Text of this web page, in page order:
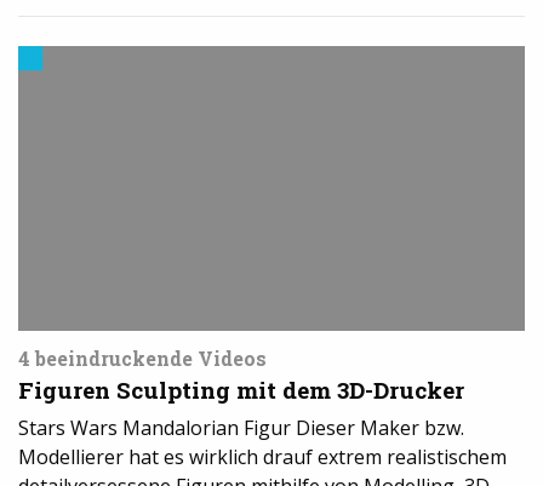
4 beeindruckende Videos
Figuren Sculpting mit dem 3D-Drucker
Stars Wars Mandalorian Figur Dieser Maker bzw.
Modellierer hat es wirklich drauf extrem realistischem